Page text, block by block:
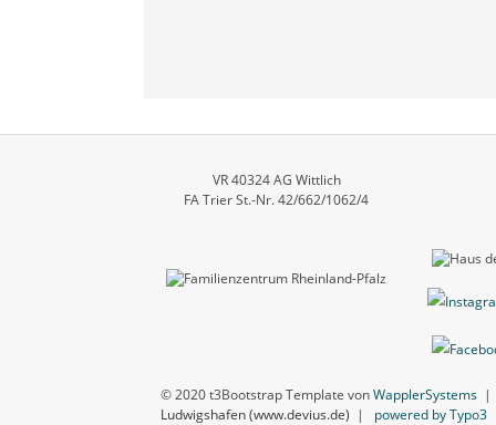
VR 40324 AG Wittlich
FA Trier St.-Nr. 42/662/1062/4
© 2020 t3Bootstrap Template vonWapplerSystems
Ludwigshafen (www.devius.de) | powered by Typo3